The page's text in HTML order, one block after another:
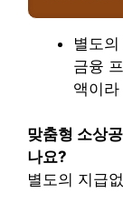
별도의
금융
액이
맞춤형 소상
나요?
별도의 지급